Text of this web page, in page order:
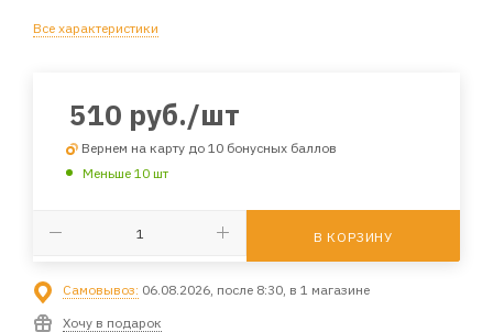
Все характеристики
510 руб./шт
Вернем на карту до 10 бонусных баллов
Меньше 10 шт
В КОРЗИНУ
Самовывоз: 06.08.2026, после 8:30, в 1 магазине
Хочу в подарок